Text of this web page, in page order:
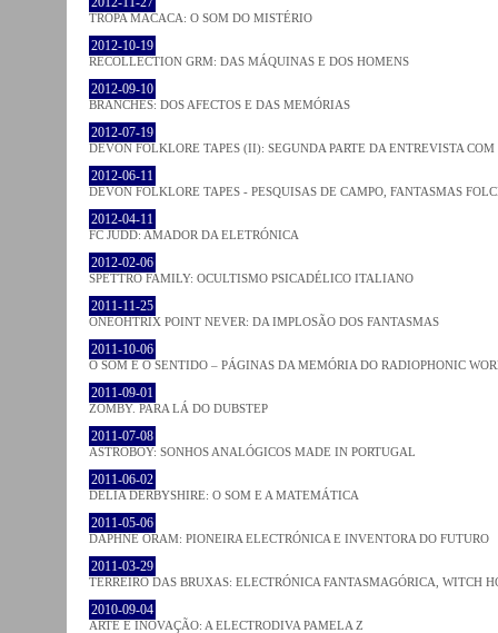
TROPA MACACA: O SOM DO MISTÉRIO
2012-10-19
RECOLLECTION GRM: DAS MÁQUINAS E DOS HOMENS
2012-09-10
BRANCHES: DOS AFECTOS E DAS MEMÓRIAS
2012-07-19
DEVON FOLKLORE TAPES (II): SEGUNDA PARTE DA ENTREVISTA
2012-06-11
DEVON FOLKLORE TAPES - PESQUISAS DE CAMPO, FANTASMAS
2012-04-11
FC JUDD: AMADOR DA ELETRÓNICA
2012-02-06
SPETTRO FAMILY: OCULTISMO PSICADÉLICO ITALIANO
2011-11-25
ONEOHTRIX POINT NEVER: DA IMPLOSÃO DOS FANTASMAS
2011-10-06
O SOM E O SENTIDO – PÁGINAS DA MEMÓRIA DO RADIOPHONIC
2011-09-01
ZOMBY. PARA LÁ DO DUBSTEP
2011-07-08
ASTROBOY: SONHOS ANALÓGICOS MADE IN PORTUGAL
2011-06-02
DELIA DERBYSHIRE: O SOM E A MATEMÁTICA
2011-05-06
DAPHNE ORAM: PIONEIRA ELECTRÓNICA E INVENTORA DO FUTURO
2011-03-29
TERREIRO DAS BRUXAS: ELECTRÓNICA FANTASMAGÓRICA, WITCH
2010-09-04
ARTE E INOVAÇÃO: A ELECTRODIVA PAMELA Z